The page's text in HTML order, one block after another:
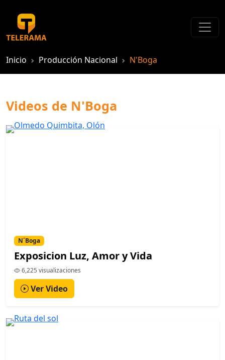
Inicio Producción Nacional N'Boga
Videos de N'Boga
N´Boga
Exposicion Luz, Amor y Vida
6,225 visualizaciones
Ver Video